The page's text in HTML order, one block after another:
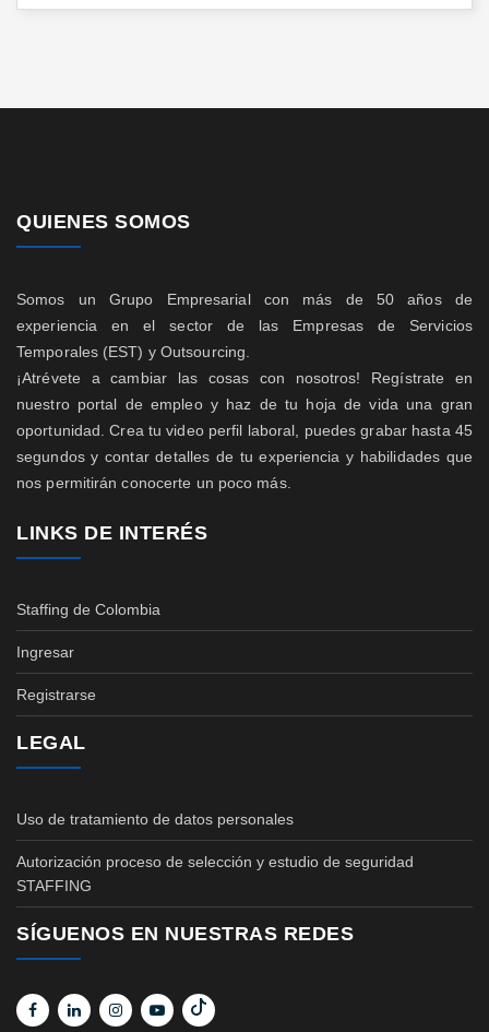
QUIENES SOMOS
Somos un Grupo Empresarial con más de 50 años de
experiencia en el sector de las Empresas de Servicios
Temporales (EST) y Outsourcing.
¡Atrévete a cambiar las cosas con nosotros! Regístrate en
nuestro portal de empleo y haz de tu hoja de vida una gran
oportunidad. Crea tu video perfil laboral, puedes grabar hasta 45
segundos y contar detalles de tu experiencia y habilidades que
nos permitirán conocerte un poco más.
LINKS DE INTERÉS
Staffing de Colombia
Ingresar
Registrarse
LEGAL
Uso de tratamiento de datos personales
Autorización proceso de selección y estudio de seguridad
STAFFING
SÍGUENOS EN NUESTRAS REDES